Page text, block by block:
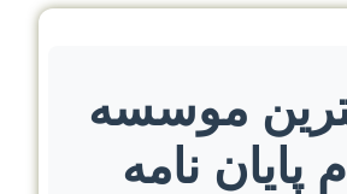
بهترین موسسه
پایان نامه